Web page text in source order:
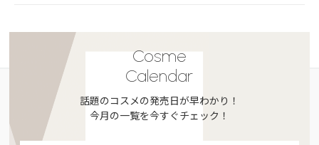
Cosme
Calendar
話題のコスメの発売日が早わかり！
今月の一覧を今すぐチェック！